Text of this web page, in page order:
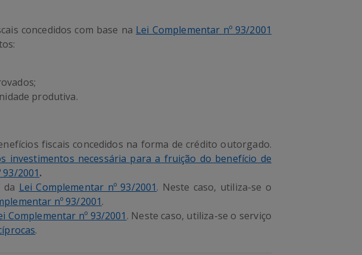
concedidos com base na Lei Complementar nº 93/2001
produtiva.
fiscais concedidos na forma de crédito outorgado.
investimentos necessária para a fruição do benefício de
2001.
da Lei Complementar nº 93/2001. Neste caso, utiliza-se o
nº 93/2001.
Complementar nº 93/2001 . Neste caso, utiliza-se o serviço
.